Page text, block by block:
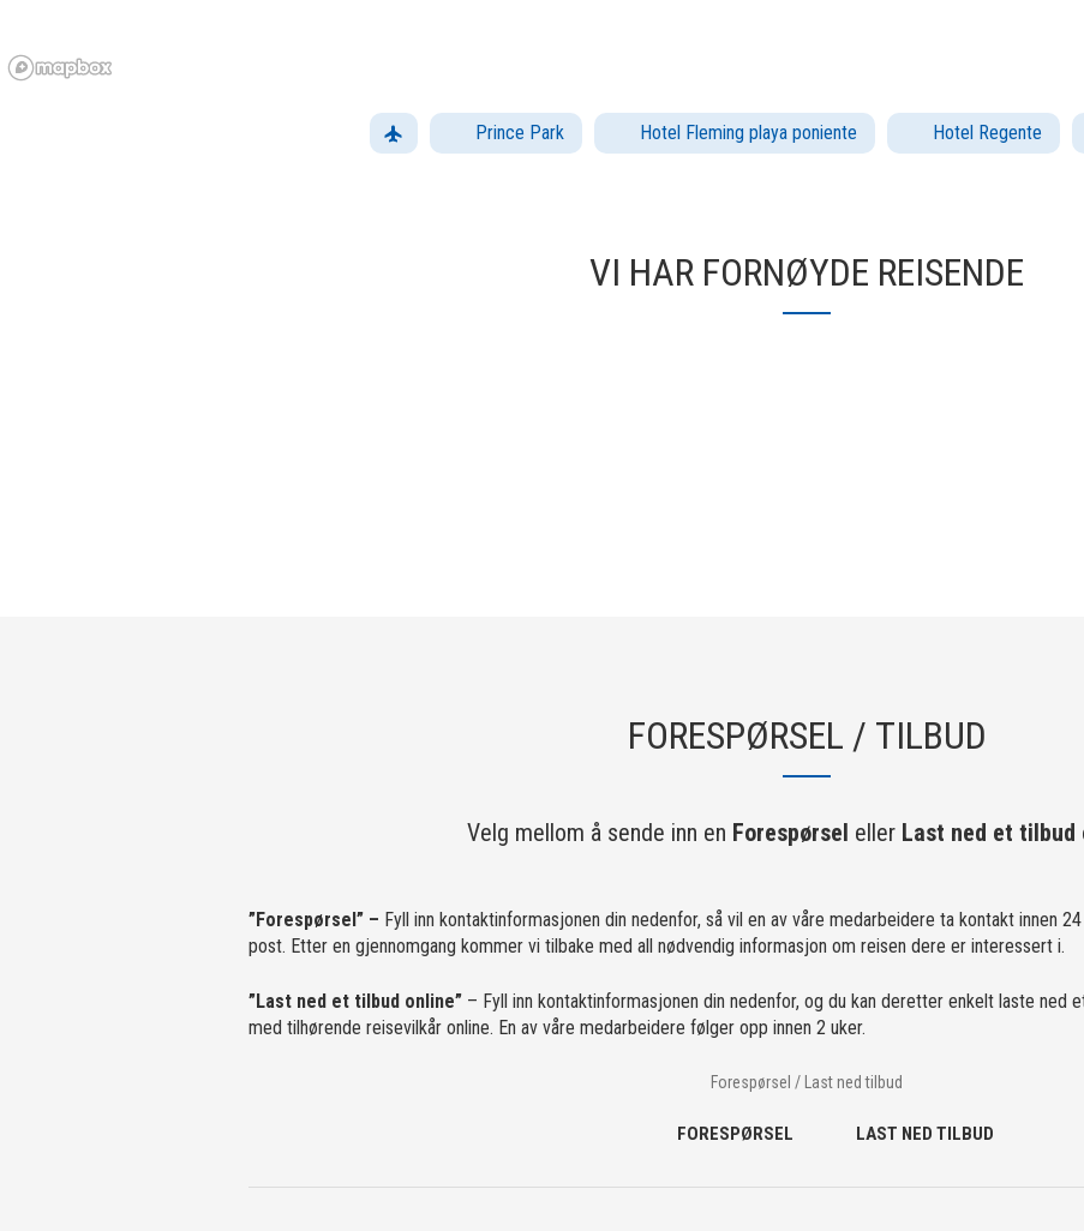
Prince Park Hotel Fleming playa poniente Hotel Regente
VI HAR FORNØYDE REISENDE
FORESPØRSEL / TILBUD
Velg mellom å sende inn en Forespørsel ellerLast ned et tilbud
”Forespørsel” – Fyll inn kontaktinformasjonen din nedenfor, så vil en av våre medarbeidere ta kontakt innen
post. Etter en gjennomgang kommer vi tilbake med all nødvendig informasjon om reisen dere er interessert i.
”Last ned et tilbud online” – Fyll inn kontaktinformasjonen din nedenfor, og du kan deretter enkelt laste ned
med tilhørende reisevilkår online. En av våre medarbeidere følger opp innen 2 uker.
Forespørsel / Last ned tilbud
FORESPØRSEL LAST NED TILBUD